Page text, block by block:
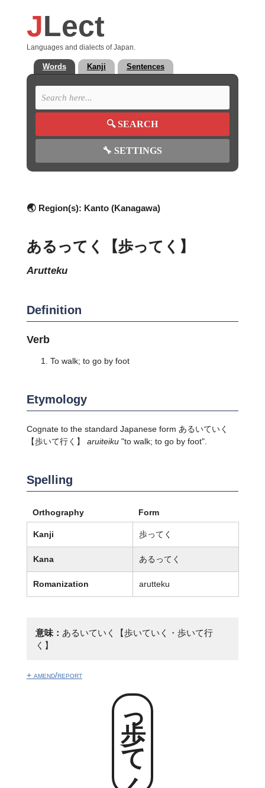
JLect
Languages and dialects of Japan.
Words Kanji Sentences
🔍SEARCH
🔧 SETTINGS
🌏 Region(s): Kanto (Kanagawa)
あるってく【歩ってく】
arutteku
Definition
Verb
To walk; to go by foot
Etymology
Cognate to the standard Japanese form あるいていく
【歩いて行く】 aruiteiku"to walk; to go by foot".
Spelling
Orthography Form
Kanji 歩ってく
Kana あるってく
Romanization arutteku
意味： あるいていく【歩いていく・歩いて行
く】
+ amend/report
歩ってく